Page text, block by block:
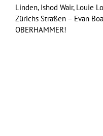
Linden, Ishod Wair, Louie
Zürichs Straßen – Evan
OBERHAMMER!